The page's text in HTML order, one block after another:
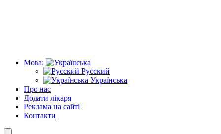
Мова:
Русский
Українська
Про нас
Додати лікаря
Реклама на сайті
Контакти